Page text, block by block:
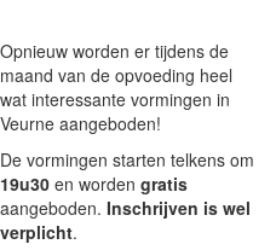
Opnieuw worden er tijdens de
maand van de opvoeding heel
wat interessante vormingen in
Veurne aangeboden!
De vormingen starten telkens om
19u30 en worden gratis
aangeboden. Inschrijven is wel
verplicht.